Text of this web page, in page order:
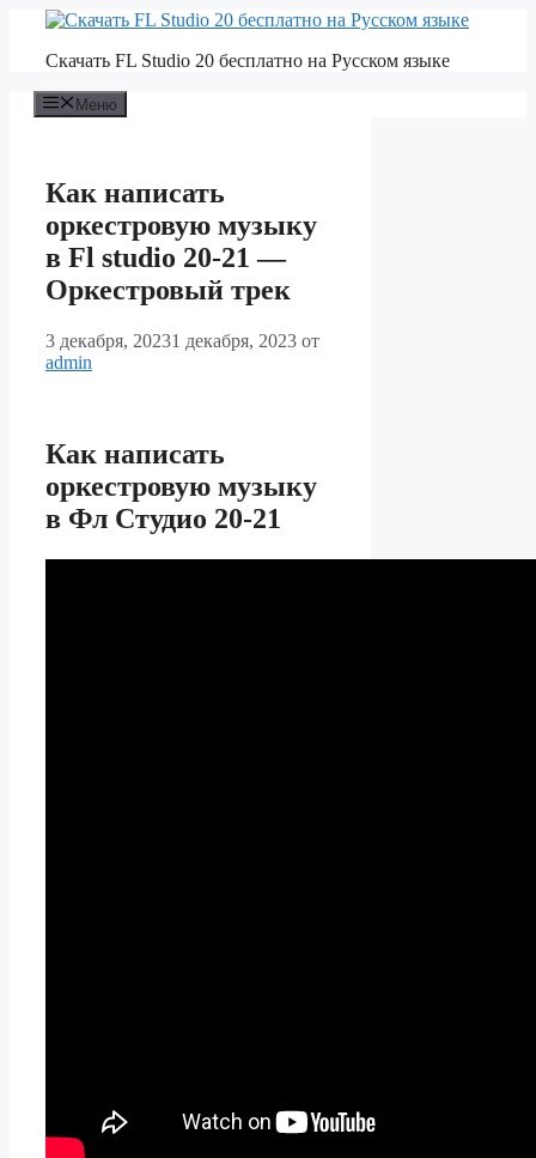
Перейти
содержимому
Скачать FL Studio 20 бесплатно на Русском языке
Меню
Как написать
оркестровую музыку
в Fl studio 20-21 —
Оркестровый трек
3 декабря, 20231 декабря, 2023 от
admin
Как написать
оркестровую музыку
в Фл Студио 20-21